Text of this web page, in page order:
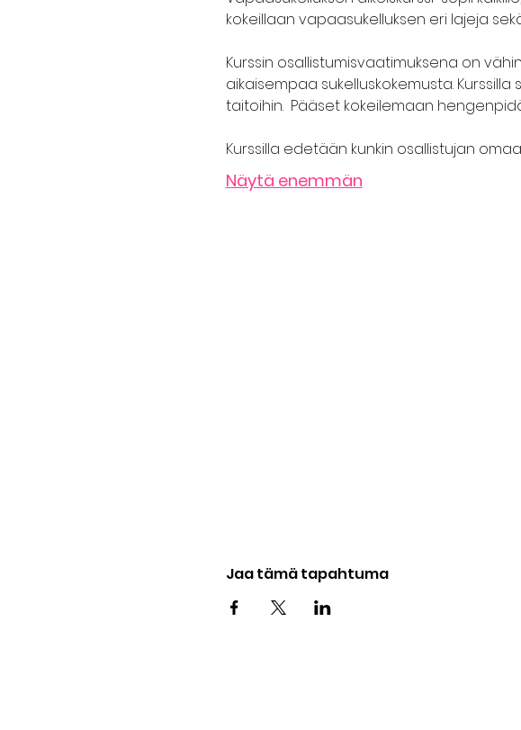
kokeillaan vapaasukelluksen eri lajeja
Kurssin osallistumisvaatimuksena on
aikaisempaa sukelluskokemusta.
taitoihin.  Pääset kokeilemaan
Kurssilla edetään kunkin osallistujan
Näytä enemmän
Jaa tämä tapahtuma